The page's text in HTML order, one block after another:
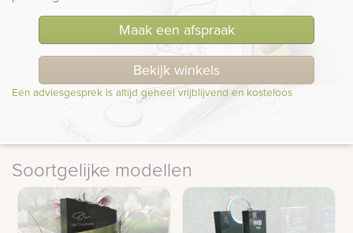
Maak een afspraak
Bekijk winkels
Een adviesgesprek is altijd geheel vrijblijvend en kosteloos
Soortgelijke modellen